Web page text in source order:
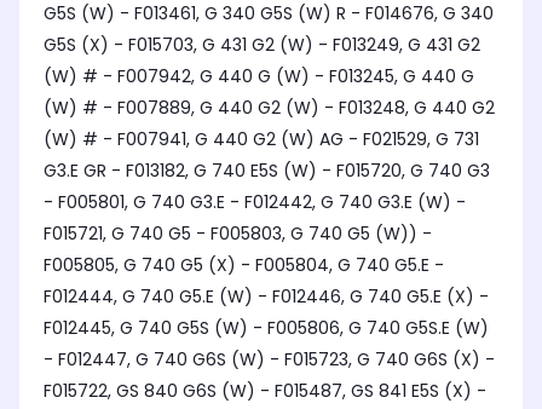
G5S (W) - F013461, G 340 G5S (W) R - F014676, G 340
G5S (X) - F015703, G 431 G2 (W) - F013249, G 431 G2
(W) # - F007942, G 440 G (W) - F013245, G 440 G
(W) # - F007889, G 440 G2 (W) - F013248, G 440 G2
(W) # - F007941, G 440 G2 (W) AG - F021529, G 731
G3.E GR - F013182, G 740 E5S (W) - F015720, G 740 G3
- F005801, G 740 G3.E - F012442, G 740 G3.E (W) -
F015721, G 740 G5 - F005803, G 740 G5 (W)) -
F005805, G 740 G5 (X) - F005804, G 740 G5.E -
F012444, G 740 G5.E (W) - F012446, G 740 G5.E (X) -
F012445, G 740 G5S (W) - F005806, G 740 G5S.E (W)
- F012447, G 740 G6S (W) - F015723, G 740 G6S (X) -
F015722, GS 840 G6S (W) - F015487, GS 841 E5S (X) -